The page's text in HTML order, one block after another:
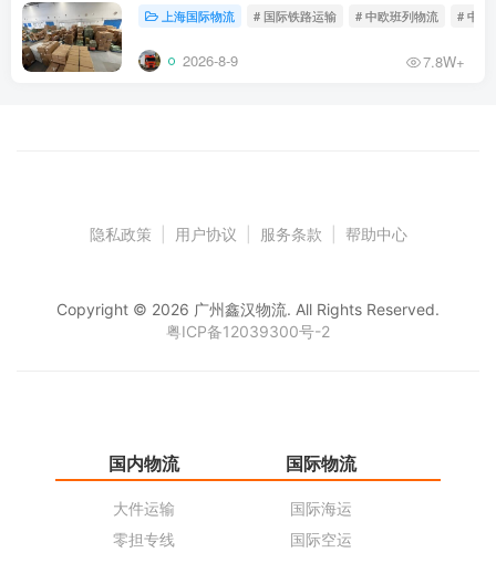
上海国际物流 # 国际铁路运输 # 中欧班列物流 # 中欧
2026-8-9 7.8W+
隐私政策 用户协议 服务条款 帮助中心
Copyright © 2026 广州鑫汉物流. All Rights Reserved.
粤ICP备12039300号-2
国内物流
大件运输
零担专线
国际物流
国际海运
国际空运